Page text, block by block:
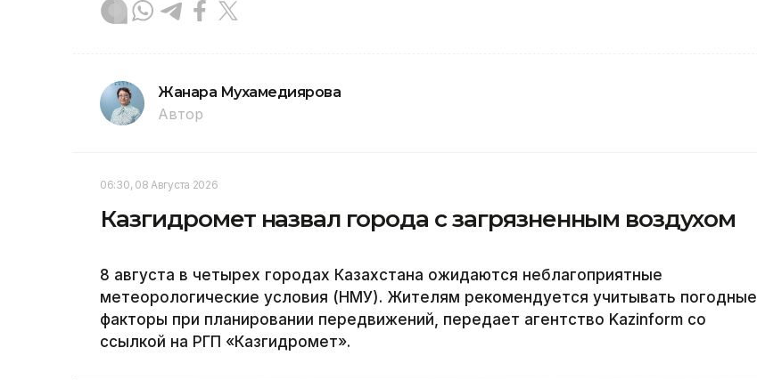
Жанара Мухамедиярова
Автор
06:30, 08 Августа 2026
Казгидромет назвал города с загрязненным воздухом
8 августа в четырех городах Казахстана ожидаются неблагоприятные
метеорологические условия (НМУ). Жителям рекомендуется учитывать погодные
факторы при планировании передвижений, передает агентство Kazinform со
ссылкой на РГП «Казгидромет».